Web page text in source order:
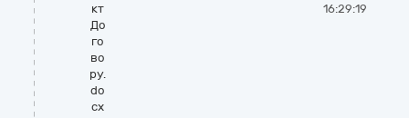
кт
До
го
во
ру.
do
cx
16:29:19